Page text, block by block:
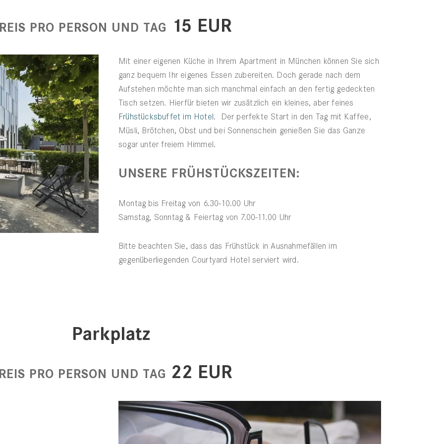
PRO PERSON UND TAG 15 EUR
Mit einer eigenen Küche in Ihrem Apartment in München können Sie sich
ganz bequem Ihr eigenes Essen zubereiten. Doch gerade nach dem
Aufstehen möchte man sich manchmal einfach an den fertig gedeckten
Tisch setzen. Hierfür bieten wir zusätzlich ein kleines, aber feines
Frühstücksbuffet im Hotel. Der perfekte Start in den Tag mit Kaffee,
Müsli, Brötchen, Obst und bei Sonnenschein genießen Sie das Ganze
sogar unter freiem Himmel.
UNSERE FRÜHSTÜCKSZEITEN:
Montag bis Freitag von 6.30-10.00 Uhr
Samstag, Sonntag & Feiertag von 7.00-11.00 Uhr
Bitte beachten Sie, dass das Frühstück in Ausnahmefällen im
gegenüberliegenden Courtyard Hotel serviert wird.
Parkplatz
PRO PERSON UND TAG 22 EUR